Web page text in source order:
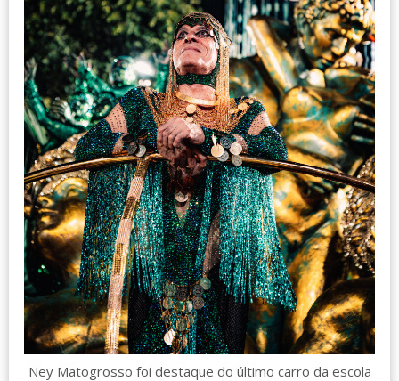
Ney Matogrosso foi destaque do último carro da escola